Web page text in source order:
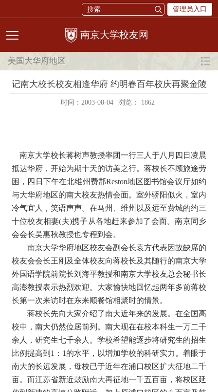
管理员入口
校友网
美国大华府地区
记南大校长校友相逢华府 约明春百年校庆再聚金陵
时间：2003-08-04 浏览： 1862
南京大学校长蒋树声教授率团一行三人于八月四日凌晨
抵达华府，开始为期十天的访美之行。蒋校长不顾旅途劳
困，四日下午在北维州费郡Reston地区图书馆会议厅如约
与大华府地区的南大校友热情会面。室外骄阳似火，室内
冷气宜人，笑语声声。在马州、维州以及远至费城的约三
十位校友相妻(夫)携子从各地赶来参加了会面。南京同乡
会会长吴惠秋教授也专程到会。
南京大学华府地区校友会副会长袁方代表因故缺席的
校友会会长王刚及全体校友向蒋校长及其随行的南京大学
外国语学院前院长刘海平教授和南京大学校友总会秘书长
高澎教授表示热烈欢迎。大家愉快地回忆起两年多前蒋校
长第一次来访时在东来顺餐馆相聚时的情景。
蒋校长先向大家介绍了南大近年来的发展。在全国高
校中，南大仍然位居前列。南大现在在校本科生一万二千
余人，研究生七千余人。学校希望能逐步将研究生的招生
比例提高到1：1的水平，以增加学校的科研实力。着眼于
南大的长远发展，母校已于近年在浦口校区扩大征地二千
亩。而江苏省新近鼓励南大再征地一千五百亩，将校区延